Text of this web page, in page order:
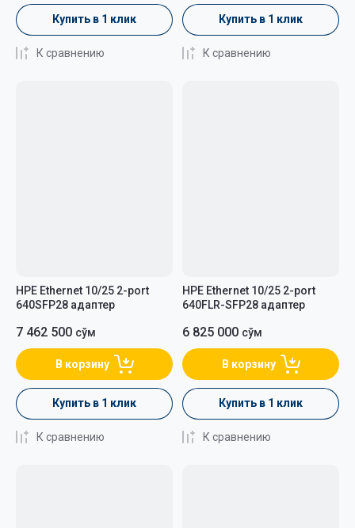
Купить в 1 клик
К сравнению
Купить в 1 клик
К сравнению
HPE Ethernet 10/25 2-port
640SFP28 адаптер
7 462 500 сўм
В корзину
Купить в 1 клик
К сравнению
HPE Ethernet 10/25 2-port
640FLR-SFP28 адаптер
6 825 000 сўм
В корзину
Купить в 1 клик
К сравнению